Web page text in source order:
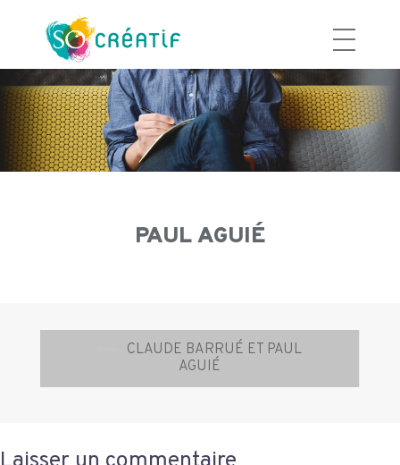
contenu
PAUL AGUIÉ
NavigationCLAUDE BARRUÉ ET PAUL
AGUIÉ